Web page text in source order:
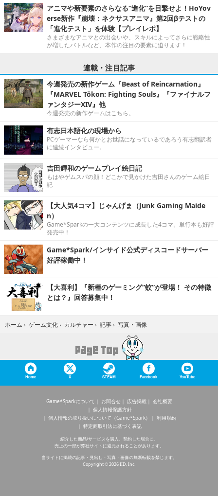
アニマや新要素のさらなる“進化”を目撃せよ！HoYov
erse新作『崩壊：ネクサスアニマ』第2回βテストの
「進化テスト」を体験【プレイレポ】
さまざまなアニマとの出会いや、スキルによってさらに戦略性
が増したバトルなど、本作の注目の要素に迫ります！
連載・注目記事
今週発売の新作ゲーム『Beast of Reincarnation』
『MARVEL Tōkon: Fighting Souls』『ファイナルフ
ァンタジーXIV』他
今週発売の新作ゲームはこちら。
有志日本語化の現場から
PCゲーマーなら何かとお世話になっているであろう有志翻訳者
に連続インタビュー。
吉田輝和のゲームプレイ絵日記
もはやゲムスパの顔！どこかで見かけた吉田さんのゲーム絵日
記
【大人気4コマ】じゃんげま（Junk Gaming Maide
n）
Game*Sparkの一大コンテンツに成長した4コマ。単行本も好評
発売中！
Game*Spark/インサイド公式ディスコードサーバー
好評稼働中！
【大喜利】『新種のゲーミング“蚊”が登場！ その特徴
とは？』回答募集中！
ホーム › ゲーム文化 › カルチャー › 記事 › 写真・画像
Home X STEAM Facebook YouTube
Game*Sparkについて お問合せ 広告掲載
会社概要
個人情報保護方針
個人情報の取り扱いについて（Game*Spark）
利用規約
特定商取引法に基づく表記
紹介した商品/サービスを購入、契約した場合に、
売上の一部が弊社サイトに還元されることがあります。
当サイトに掲載の記事・見出し・写真・画像の無断転載を禁じます。
Copyright © 2026 IID, Inc.